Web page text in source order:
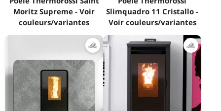
Moritz Supreme - Voir
couleurs/variantes
Slimquadro 11 Cristallo -
Voir couleurs/variantes